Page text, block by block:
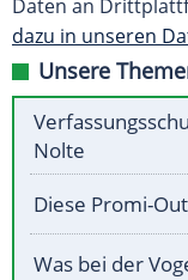
Daten an
dazu in unseren
Unsere
Nolte
Diese Promi-
Was bei der